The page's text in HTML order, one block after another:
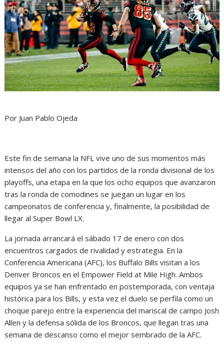
Por Juan Pablo Ojeda
Este fin de semana la NFL vive uno de sus momentos más
intensos del año con los partidos de la ronda divisional de los
playoffs, una etapa en la que los ocho equipos que avanzaron
tras la ronda de comodines se juegan un lugar en los
campeonatos de conferencia y, finalmente, la posibilidad de
llegar al Super Bowl LX.
La jornada arrancará el sábado 17 de enero con dos
encuentros cargados de rivalidad y estrategia. En la
Conferencia Americana (AFC), los Buffalo Bills visitan a los
Denver Broncos en el Empower Field at Mile High. Ambos
equipos ya se han enfrentado en postemporada, con ventaja
histórica para los Bills, y esta vez el duelo se perfila como un
choque parejo entre la experiencia del mariscal de campo Josh
Allen y la defensa sólida de los Broncos, que llegan tras una
semana de descanso como el mejor sembrado de la AFC.